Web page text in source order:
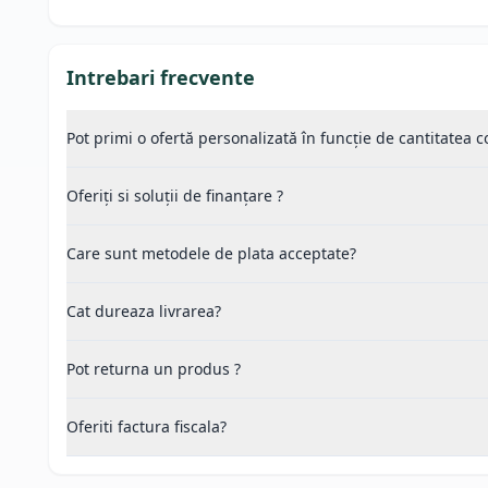
Intrebari frecvente
Pot primi o ofertă personalizată în funcție de cantitatea
Oferiți si soluții de finanțare ?
Care sunt metodele de plata acceptate?
Cat dureaza livrarea?
Pot returna un produs ?
Oferiti factura fiscala?